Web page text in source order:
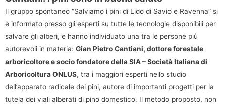
Il gruppo spontaneo “Salviamo i pini di Lido di Savio e Ravenna” si
è informato presso gli esperti su tutte le tecnologie disponibili per
salvare gli alberi, e hanno individuato una tra le persone più
autorevoli in materia: Gian Pietro Cantiani, dottore forestale
arboricoltore e socio fondatore della SIA – Società Italiana di
Arboricoltura ONLUS, tra i maggiori esperti nello studio
dell’apparato radicale dei pini, autore di importanti progetti per la
tutela dei viali alberati di pino domestico. Il metodo proposto, non